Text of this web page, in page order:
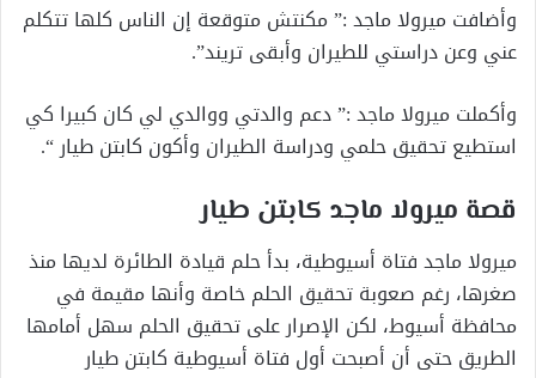
وأضافت ميرولا ماجد :” مكنتش متوقعة إن الناس كلها تتكلم
عني وعن دراستي للطيران وأبقى تريند”.
وأكملت ميرولا ماجد :” دعم والدتي ووالدي لي كان كبيرا كي
استطيع تحقيق حلمي ودراسة الطيران وأكون كابتن طيار “.
قصة ميرولا ماجد كابتن طيار
ميرولا ماجد فتاة أسيوطية، بدأ حلم قيادة الطائرة لديها منذ
صغرها، رغم صعوبة تحقيق الحلم خاصة وأنها مقيمة في
محافظة أسيوط، لكن الإصرار على تحقيق الحلم سهل أمامها
الطريق حتى أن أصبحت أول فتاة أسيوطية كابتن طيار